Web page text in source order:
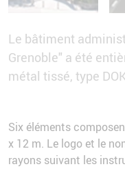
Le bâtiment
Grenoble" a été
métal tissé, type
Six éléments
x 12 m. Le logo et le
rayons suivant les